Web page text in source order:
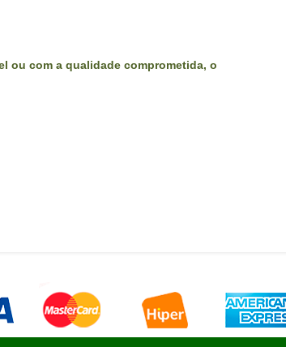
ou com a qualidade comprometida, o